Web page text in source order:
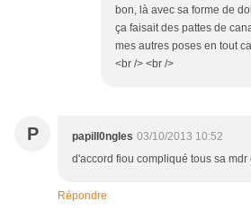
bon, là avec sa forme de
ça faisait des pattes de
mes autres poses en tout
<br /> <br />
P papill0ngles 03/10/2013 10:52
d'accord fiou compliqué tous sa mdr
Répondre